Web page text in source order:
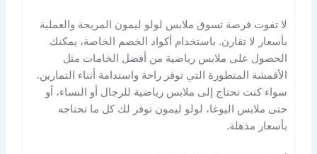
لا تفوت فرصة تسوق ملابس لولو ليمون المريحة والعملية
بأسعار لا تقارن. باستخدام أكواد الخصم الخاصة، يمكنك
الحصول على ملابس رياضية من أفضل الخامات مثل
الأقمشة المتطورة التي توفر راحة واستدامة أثناء التمارين.
سواء كنت تحتاج إلى ملابس رياضية للرجال أو النساء، أو
حتى ملابس اليوغا، لولو ليمون توفر لك كل ما تحتاجه
بأسعار مذهلة.